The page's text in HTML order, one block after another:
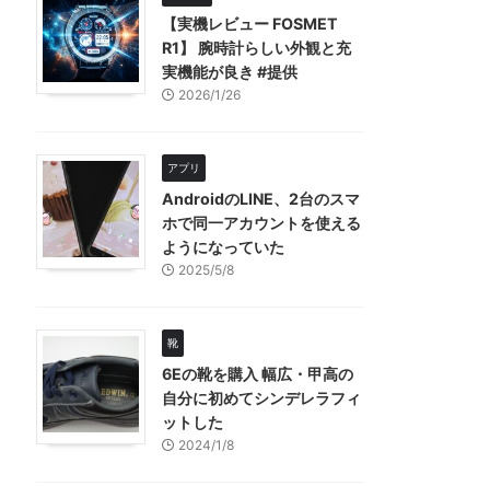
【実機レビュー FOSMET
R1】 腕時計らしい外観と充
実機能が良き #提供
2026/1/26
アプリ
AndroidのLINE、2台のスマ
ホで同一アカウントを使える
ようになっていた
2025/5/8
靴
6Eの靴を購入 幅広・甲高の
自分に初めてシンデレラフィ
ットした
2024/1/8